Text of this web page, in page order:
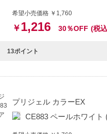
希望小売価格 ￥1,760
￥ 1,216 30％OFF (税
13ポイント
プリジェル カラーEX
CE883 ペールホワイト